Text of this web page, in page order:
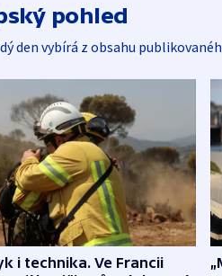
pohled
den vybírá z obsahu
i technika. Ve Francii